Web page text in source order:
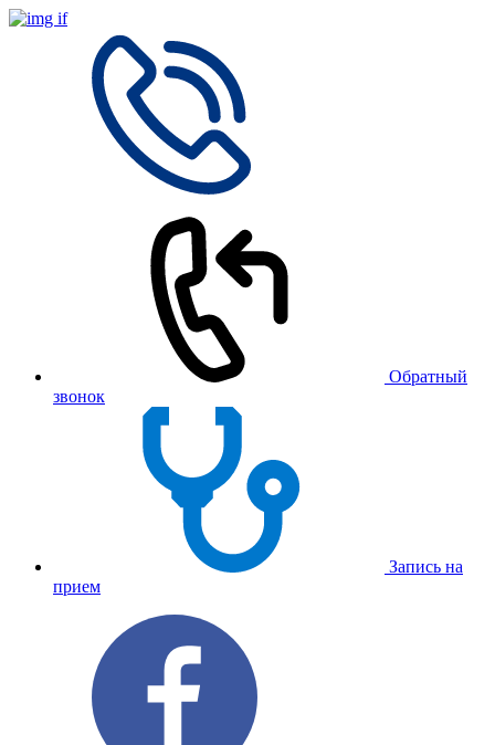
Обратный
звонок
Запись на
прием